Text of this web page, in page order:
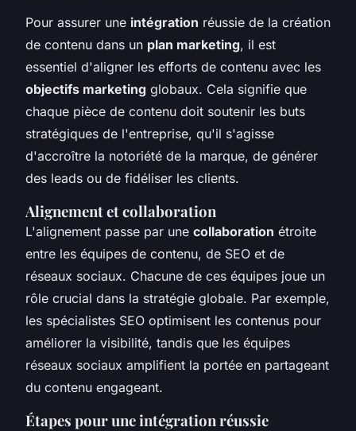
Pour assurer une intégration réussie de la création
de contenu dans un plan marketing, il est
essentiel d'aligner les efforts de contenu avec les
objectifs marketing globaux. Cela signifie que
chaque pièce de contenu doit soutenir les buts
stratégiques de l'entreprise, qu'il s'agisse
d'accroître la notoriété de la marque, de générer
des leads ou de fidéliser les clients.
Alignement et collaboration
L'alignement passe par une collaboration étroite
entre les équipes de contenu, de SEO et de
réseaux sociaux. Chacune de ces équipes joue un
rôle crucial dans la stratégie globale. Par exemple,
les spécialistes SEO optimisent les contenus pour
améliorer la visibilité, tandis que les équipes
réseaux sociaux amplifient la portée en partageant
du contenu engageant.
Étapes pour une intégration réussie